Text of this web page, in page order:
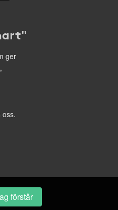
ger
oss.
förstår